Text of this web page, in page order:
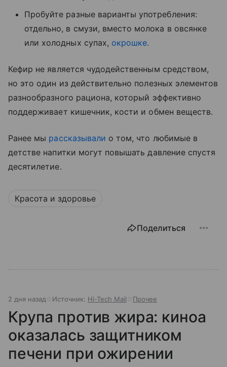
Пробуйте разные варианты употребления:
отдельно, в смузи, вместо молока в овсянке
или холодных супах, окрошке.
Кефир не является чудодейственным средством,
но это один из действительно полезных элементов
разнообразного рациона, который эффективно
поддерживает кишечник, кости и обмен веществ.
Ранее мы рассказывали о том, что любимые в
детстве напитки могут повышать давление спустя
десятилетие.
Красота и здоровье
Поделиться
2 дня назад Источник: Hi-Tech Mail Прочее
Крупа против жира: киноа
оказалась защитником
печени при ожирении